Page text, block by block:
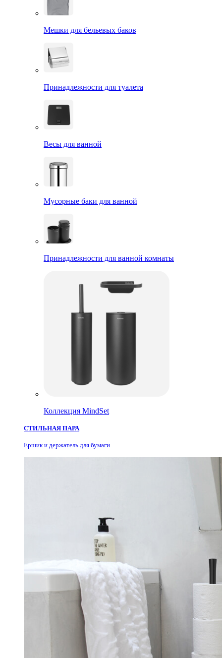
Мешки для бельевых баков
Принадлежности для туалета
Весы для ванной
Мусорные баки для ванной
Принадлежности для ванной комнаты
Коллекция MindSet
СТИЛЬНАЯ ПАРА
Ершик и держатель для бумаги